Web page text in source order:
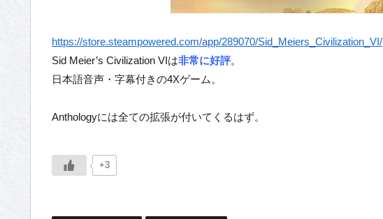
https://store.steampowered.com/app/289070/Sid_Meiers_Civilization_VI/
Sid Meier’s Civilization VIは非常に好評。
日本語音声・字幕付きの4Xゲーム。
Anthologyには全ての拡張が付いてくるはず。
+3